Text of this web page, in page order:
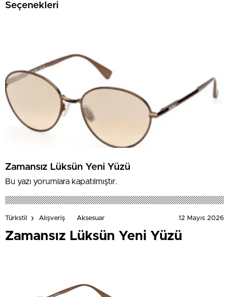
Seçenekleri
Zamansız Lüksün Yeni Yüzü
Bu yazı yorumlara kapatılmıştır.
Türkstil Alışveriş Aksesuar 12 Mayıs 2026
Zamansız Lüksün Yeni Yüzü